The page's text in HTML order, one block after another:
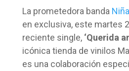
La prometedora banda
en exclusiva, este martes
reciente single,‘Querida
icónica tienda de vinilos
es una colaboración